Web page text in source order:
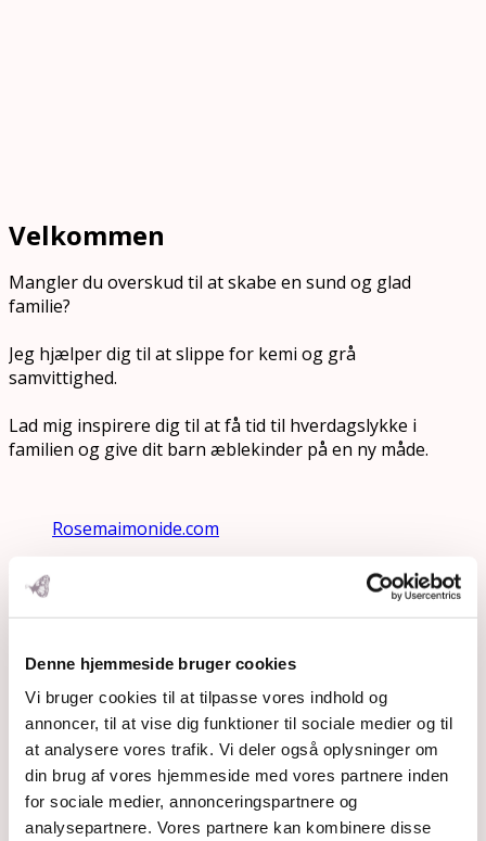
Denne hjemmeside bruger cookies
Vi bruger cookies til at tilpasse vores indhold og
annoncer, til at vise dig funktioner til sociale medier og til
at analysere vores trafik. Vi deler også oplysninger om
din brug af vores hjemmeside med vores partnere inden
for sociale medier, annonceringspartnere og
analysepartnere. Vores partnere kan kombinere disse
Velkommen
Mangler du overskud til at skabe en sund og glad
familie?
Jeg hjælper dig til at slippe for kemi og grå
samvittighed.
Lad mig inspirere dig til at få tid til hverdagslykke i
familien og give dit barn æblekinder på en ny måde.
Rosemaimonide.com
Search